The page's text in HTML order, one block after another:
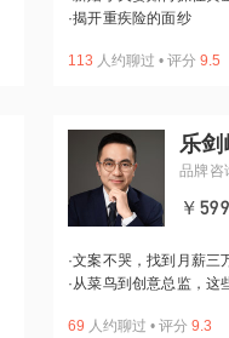
·揭开重疾险的面纱
113 人约聊过 • 评分 9.5
乐剑
品牌咨
￥599
·文案不哭，找到月薪三
·从菜鸟到创意总监，这
69 人约聊过 • 评分 9.3